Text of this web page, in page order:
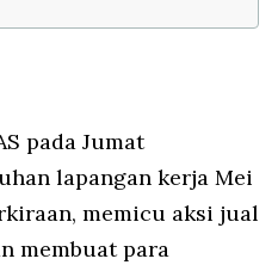
pada Jumat
lapangan kerja Mei
memicu aksi jual
membuat para